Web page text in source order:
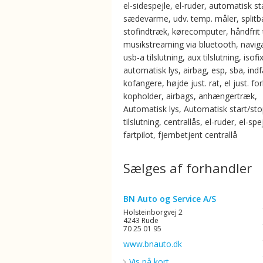
el-sidespejle, el-ruder, automatisk
sædevarme, udv. temp. måler,
stofindtræk, kørecomputer, håndfrit
musikstreaming via bluetooth,
usb-a tilslutning, aux tilslutning,
automatisk lys, airbag, esp, sba,
kofangere, højde just. rat, el just.
kopholder, airbags, anhængertræk,
Automatisk lys, Automatisk start/
tilslutning, centrallås, el-ruder, el-
fartpilot, fjernbetjent centrallå
Sælges af forhandler
BN Auto og Service A/S
Holsteinborgvej 2
4243 Rude
70 25 01 95
www.bnauto.dk